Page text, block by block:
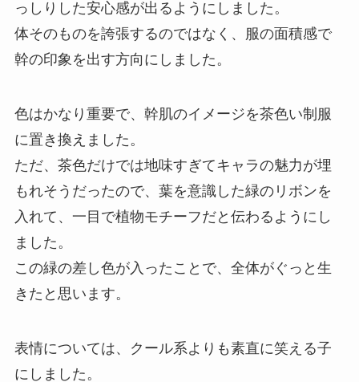
っしりした安心感が出るようにしました。
体そのものを誇張するのではなく、服の面積感で
幹の印象を出す方向にしました。
色はかなり重要で、幹肌のイメージを茶色い制服
に置き換えました。
ただ、茶色だけでは地味すぎてキャラの魅力が埋
もれそうだったので、葉を意識した緑のリボンを
入れて、一目で植物モチーフだと伝わるようにし
ました。
この緑の差し色が入ったことで、全体がぐっと生
きたと思います。
表情については、クール系よりも素直に笑える子
にしました。